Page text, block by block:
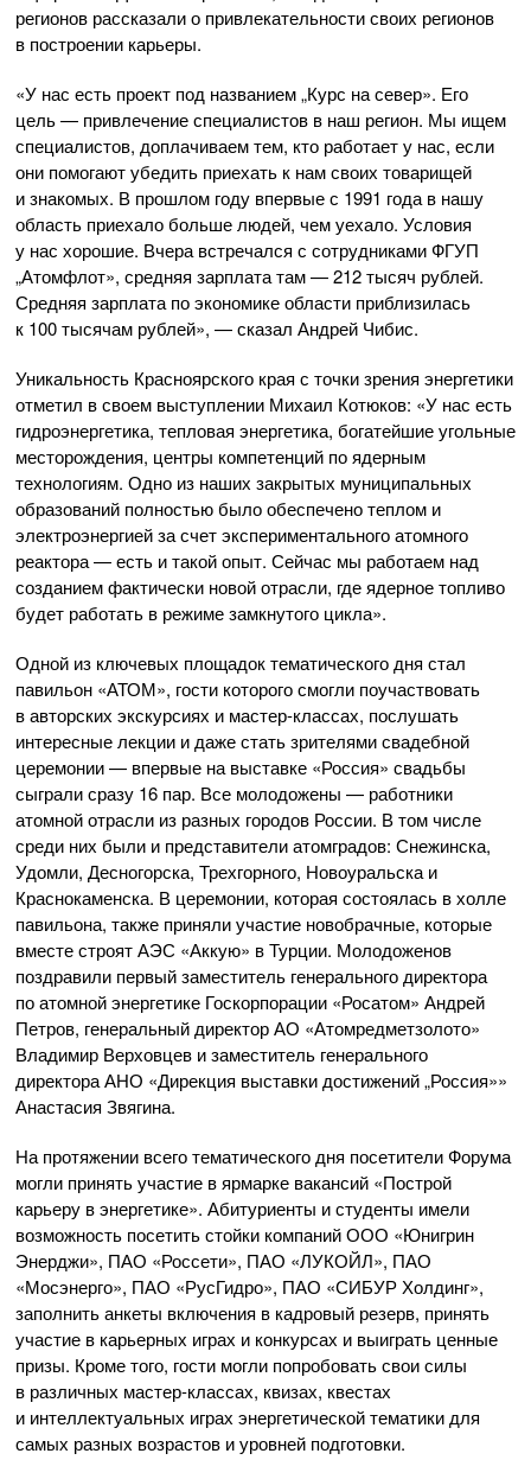
регионов рассказали о привлекательности своих регионов
в построении карьеры.
«У нас есть проект под названием „Курс на север». Его
цель — привлечение специалистов в наш регион. Мы ищем
специалистов, доплачиваем тем, кто работает у нас, если
они помогают убедить приехать к нам своих товарищей
и знакомых. В прошлом году впервые с 1991 года в нашу
область приехало больше людей, чем уехало. Условия
у нас хорошие. Вчера встречался с сотрудниками ФГУП
„Атомфлот», средняя зарплата там — 212 тысяч рублей.
Средняя зарплата по экономике области приблизилась
к 100 тысячам рублей», — сказал Андрей Чибис.
Уникальность Красноярского края с точки зрения энергетики
отметил в своем выступлении Михаил Котюков: «У нас есть
гидроэнергетика, тепловая энергетика, богатейшие угольные
месторождения, центры компетенций по ядерным
технологиям. Одно из наших закрытых муниципальных
образований полностью было обеспечено теплом и
электроэнергией за счет экспериментального атомного
реактора — есть и такой опыт. Сейчас мы работаем над
созданием фактически новой отрасли, где ядерное топливо
будет работать в режиме замкнутого цикла».
Одной из ключевых площадок тематического дня стал
павильон «АТОМ», гости которого смогли поучаствовать
в авторских экскурсиях и мастер-классах, послушать
интересные лекции и даже стать зрителями свадебной
церемонии — впервые на выставке «Россия» свадьбы
сыграли сразу 16 пар. Все молодожены — работники
атомной отрасли из разных городов России. В том числе
среди них были и представители атомградов: Снежинска,
Удомли, Десногорска, Трехгорного, Новоуральска и
Краснокаменска. В церемонии, которая состоялась в холле
павильона, также приняли участие новобрачные, которые
вместе строят АЭС «Аккую» в Турции. Молодоженов
поздравили первый заместитель генерального директора
по атомной энергетике Госкорпорации «Росатом» Андрей
Петров, генеральный директор АО «Атомредметзолото»
Владимир Верховцев и заместитель генерального
директора АНО «Дирекция выставки достижений „Россия»»
Анастасия Звягина.
На протяжении всего тематического дня посетители Форума
могли принять участие в ярмарке вакансий «Построй
карьеру в энергетике». Абитуриенты и студенты имели
возможность посетить стойки компаний ООО «Юнигрин
Энерджи», ПАО «Россети», ПАО «ЛУКОЙЛ», ПАО
«Мосэнерго», ПАО «РусГидро», ПАО «СИБУР Холдинг»,
заполнить анкеты включения в кадровый резерв, принять
участие в карьерных играх и конкурсах и выиграть ценные
призы. Кроме того, гости могли попробовать свои силы
в различных мастер-классах, квизах, квестах
и интеллектуальных играх энергетической тематики для
самых разных возрастов и уровней подготовки.